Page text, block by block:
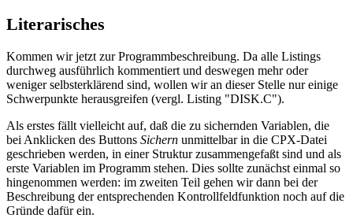
Literarisches
Kommen wir jetzt zur Programmbeschreibung. Da alle Listings
durchweg ausführlich kommentiert und deswegen mehr oder
weniger selbsterklärend sind, wollen wir an dieser Stelle nur einige
Schwerpunkte herausgreifen (vergl. Listing "DISK.C").
Als erstes fällt vielleicht auf, daß die zu sichernden Variablen, die
bei Anklicken des Buttons Sichern unmittelbar in die CPX-Datei
geschrieben werden, in einer Struktur zusammengefaßt sind und als
erste Variablen im Programm stehen. Dies sollte zunächst einmal so
hingenommen werden: im zweiten Teil gehen wir dann bei der
Beschreibung der entsprechenden Kontrollfeldfunktion noch auf die
Gründe dafür ein.